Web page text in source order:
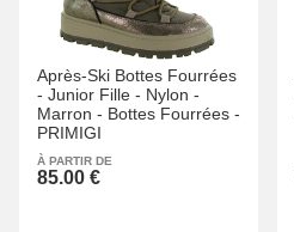
Après-Ski Bottes Fourrées
- Junior Fille - Nylon -
Marron - Bottes Fourrées -
PRIMIGI
À PARTIR DE
85.00 €